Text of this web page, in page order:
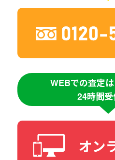
WEBでの査定
24時間受